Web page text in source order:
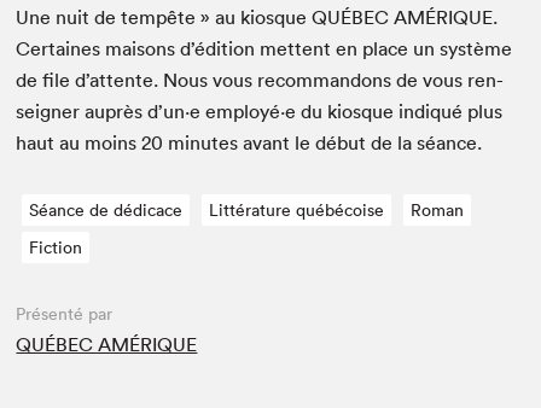
Une nuit de tem­pête » au kiosqueQUÉBEC AMÉRIQUE.
Cer­taines maisons d’édi­tion met­tent en place un sys­tème
de file d’at­tente. Nous vous recom­man­dons de vous ren­
seign­er auprès d’un·e employé·e du kiosque indiqué plus
haut au moins20 min­utes avant le début de la séance.
Séance de dédicace Littérature québécoise
Roman
Fiction
Présenté par
QUÉBEC AMÉRIQUE